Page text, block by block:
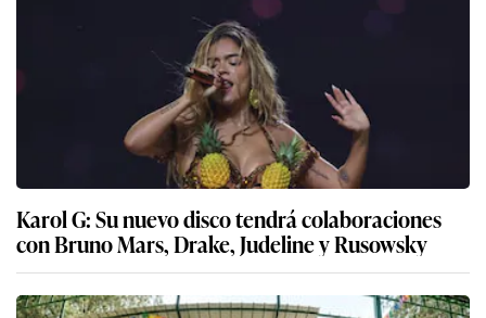
Karol G: Su nuevo disco tendrá colaboraciones
con Bruno Mars, Drake, Judeline y Rusowsky